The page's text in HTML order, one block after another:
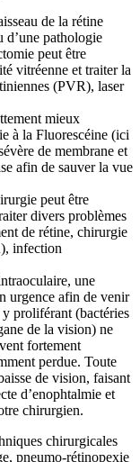
de la rétine
d’une pathologie
peut être
vitréenne et traiter la
(PVR), laser
mieux
à la Fluorescéine (ici
de membrane et
afin de sauver la vue
peut être
divers problèmes
de rétine, chirurgie
infection
une
urgence afin de venir
proliférant (bactéries
de la vision) ne
fortement
perdue. Toute
de vision, faisant
d’enophtalmie et
chirurgien.
chirurgicales
pneumo-rétinopexie